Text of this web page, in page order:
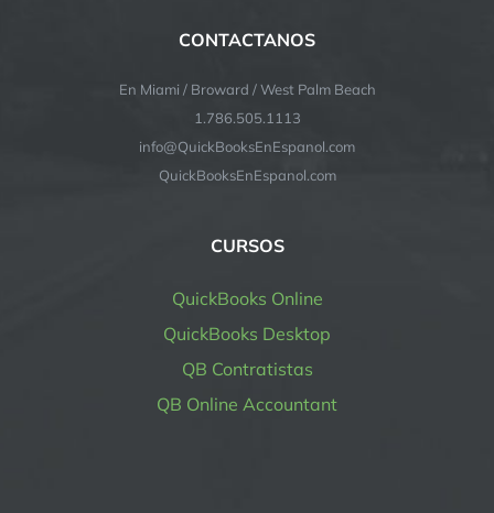
CONTACTANOS
En Miami / Broward / West Palm Beach
1.786.505.1113
info@QuickBooksEnEspanol.com
QuickBooksEnEspanol.com
CURSOS
QuickBooks Online
QuickBooks Desktop
QB Contratistas
QB Online Accountant